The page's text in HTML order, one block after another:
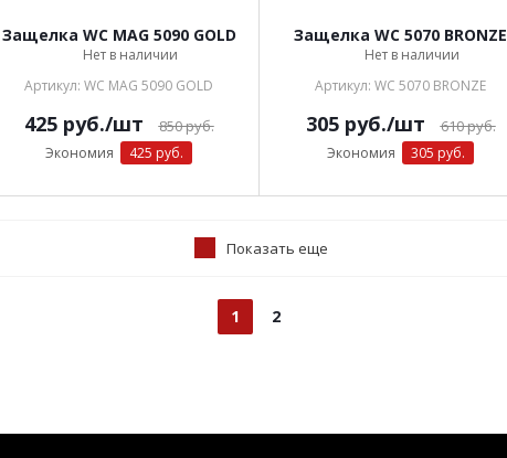
Защелка WC MAG 5090 GOLD
Нет в наличии
Артикул: WC MAG 5090 GOLD
425руб./шт 850руб.
Экономия 425 руб.
Защелка WC 5070 BRONZE
Нет в наличии
Артикул: WC 5070 BRONZE
305руб./шт 610руб.
Экономия 305 руб.
Показать еще
1 2